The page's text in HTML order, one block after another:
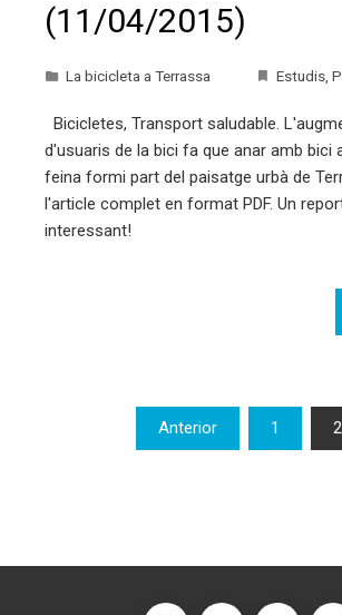
(11/04/2015)
La bicicleta a Terrassa Estudis
Bicicletes, Transport saludable.
d'usuaris de la bici fa que anar amb bici
feina formi part del paisatge urbà de
l'article complet en format PDF. Un
interessant!
Paginació
entrades
Anterior 1 2